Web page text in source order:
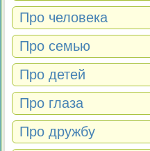
Про человека
Про семью
Про детей
Про глаза
Про дружбу